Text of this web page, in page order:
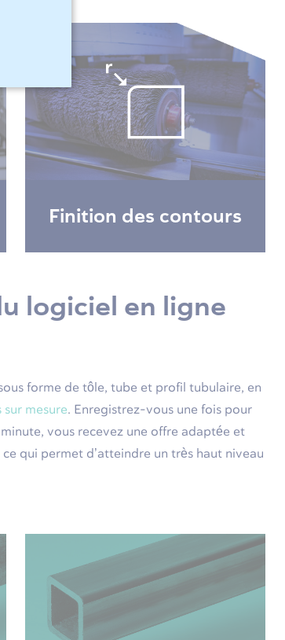
Finition des contours
logiciel en ligne
forme de tôle, tube et profil tubulaire, en
sur mesure. Enregistrez-vous une fois pour
vous recevez une offre adaptée et
qui permet d’atteindre un très haut niveau